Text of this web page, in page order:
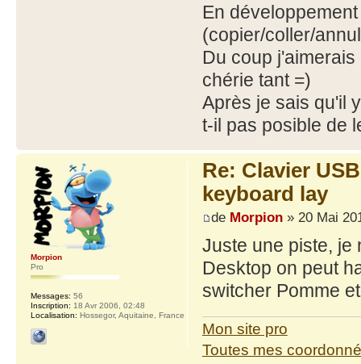
En
(copier/coller/
Du coup
chérie tant =)
Après je sais qu'il
t-il pas posible de
Re: Clavier
keyboard lay
de Morpion» 20 Mai
Juste une piste, je
Desktop on peut
switcher Pomme
Mon site pro
Toutes mes
Morpion
Pro
Messages: 56
Inscription: 18 Avr 2006, 02:48
Localisation: Hossegor, Aquitaine, France